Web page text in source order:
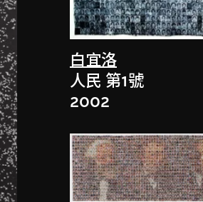
白宜洛
人民 第1號
2002